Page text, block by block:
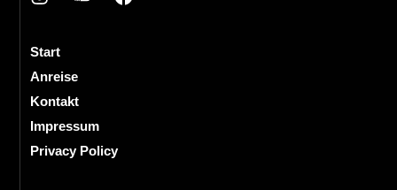
Start
Anreise
Kontakt
Impressum
Privacy Policy